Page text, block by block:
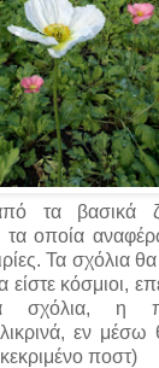
τα βασικά
τα οποία
Τα σχόλια θα
κόσμιοι,
σχόλια, η
εν
ποστ)